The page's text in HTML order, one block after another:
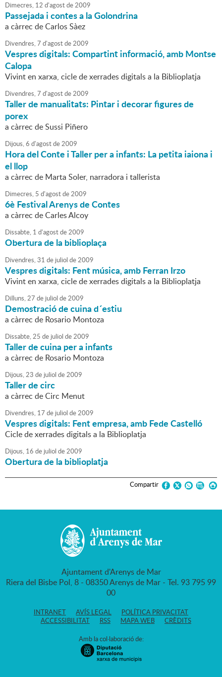
Dimecres, 12 d'agostde2009
Passejada i contes a la Golondrina
a càrrec de Carlos Sàez
Divendres,7 d'agostde2009
Vespres digitals: Compartint informació, amb Montse
Calopa
Vivint en xarxa, cicle de xerrades digitals a la Biblioplatja
Divendres,7 d'agostde2009
Taller de manualitats: Pintar i decorar figures de
porex
a càrrec de Sussi Piñero
Dijous,6 d'agostde2009
Hora del Conte i Taller per a infants: La petita iaiona i
el llop
a càrrec de Marta Soler, narradora i tallerista
Dimecres, 5 d'agostde2009
6è Festival Arenys de Contes
a càrrec de Carles Alcoy
Dissabte, 1 d'agostde2009
Obertura de la biblioplaça
Divendres,31 de juliol de2009
Vespres digitals: Fent música, amb Ferran Irzo
Vivint en xarxa, cicle de xerrades digitals a la Biblioplatja
Dilluns,27 de juliol de2009
Demostració de cuina d´estiu
a càrrec de Rosario Montoza
Dissabte,25 de juliol de2009
Taller de cuina per a infants
a càrrec de Rosario Montoza
Dijous,23 de juliol de2009
Taller de circ
a càrrec de Circ Menut
Divendres, 17 de juliol de2009
Vespres digitals: Fent empresa, amb Fede Castelló
Cicle de xerrades digitals a la Biblioplatja
Dijous, 16 de juliol de2009
Obertura de la biblioplatja
Compartir
Ajuntament d'Arenys de Mar
Riera del Bisbe Pol, 8 - 08350 Arenys de Mar - Tel. 93 795 99
00
INTRANET AVÍS LEGAL
POLÍTICA PRIVACITAT
ACCESSIBILITAT
RSS MAPA WEB CRÈDITS
Amb la col·laboració de: